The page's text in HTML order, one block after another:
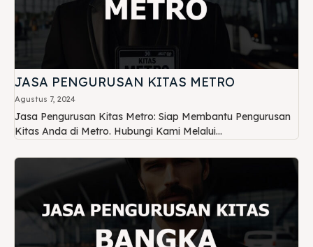
JASA PENGURUSAN KITAS METRO
Agustus 7, 2024
Jasa Pengurusan Kitas Metro: Siap Membantu Pengurusan
Kitas Anda di Metro. Hubungi Kami Melalui...